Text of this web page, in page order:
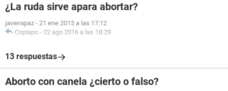
¿La ruda sirve apara abortar?
javierapaz - 21 ene 2015 a las 17:12
Copiapo - 22 ago 2016 a las 18:29
13 respuestas
Aborto con canela ¿cierto o falso?